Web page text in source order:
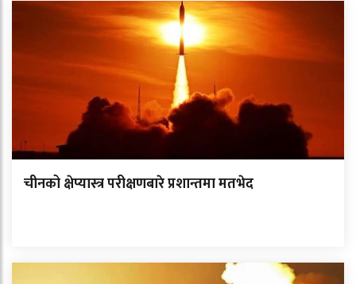
चीनको क्षेप्यास्त्र परीक्षणबारे प्रशान्तमा मतभेद